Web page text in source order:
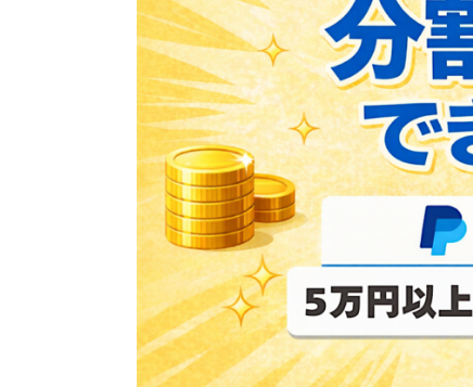
的
占
い
師
ス
タ
ー
タ
ー
セ
ッ
応
＆
手
相
座
基
礎
編
も
分
割